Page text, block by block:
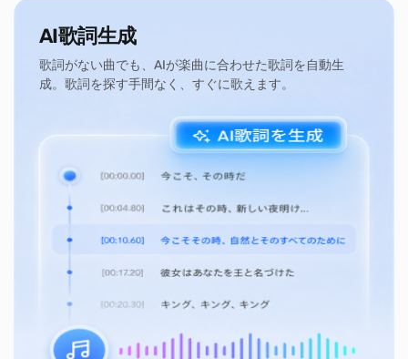
AI歌詞生成
歌詞がない曲でも、AIが楽曲に合わせた歌詞を自動生
成。歌詞を探す手間なく、すぐに歌えます。